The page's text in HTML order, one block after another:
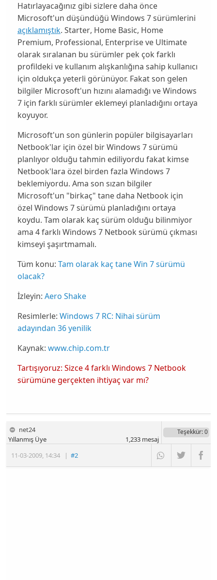
Hatırlayacağınız gibi sizlere daha önce
Microsoft'un düşündüğü Windows 7sürümlerini
açıklamıştık. Starter, Home Basic, Home
Premium, Professional, Enterpriseve Ultimate
olarak sıralanan bu sürümler pek çok farklı
profildeki ve kullanım alışkanlığına sahip kullanıcı
için oldukça yeterli görünüyor. Fakat son gelen
bilgiler Microsoft'un hızını alamadığı veWindows
7 için farklı sürümler eklemeyi planladığını ortaya
koyuyor.
Microsoft'un son günlerin popüler bilgisayarları
Netbook'lar için özel birWindows 7sürümü
planlıyor olduğu tahmin ediliyordu fakat kimse
Netbook'lara özel birden fazla Windows 7
beklemiyordu. Ama son sızan bilgiler
Microsoft'un "birkaç" tane daha Netbook için
özel Windows 7sürümü planladığını ortaya
koydu. Tam olarak kaç sürüm olduğu bilinmiyor
ama 4 farklı Windows 7 Netbook sürümü çıkması
kimseyi şaşırtmamalı.
Tüm konu: Tam olarak kaç tane Win 7 sürümü
olacak?
İzleyin: Aero Shake
Resimlerle: Windows 7 RC: Nihai sürüm
adayından 36 yenilik
Kaynak: www.chip.com.tr
Tartışıyoruz: Sizce 4 farklı Windows 7 Netbook
sürümüne gerçekten ihtiyaç var mı?
net24
11-03-2009, 14:34 |#2
Yıllanmış Üye
Teşekkür: 0
1,233mesaj